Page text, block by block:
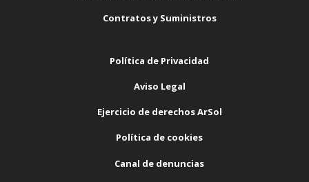
Contratos y Suministros
Política de Privacidad
Aviso Legal
Ejercicio de derechos ArSol
Política de cookies
Canal de denuncias